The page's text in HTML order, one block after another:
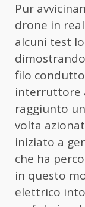
Pur
drone in
alcuni test
filo
interruttore
raggiunto
volta
iniziato a
che ha
in questo
elettrico